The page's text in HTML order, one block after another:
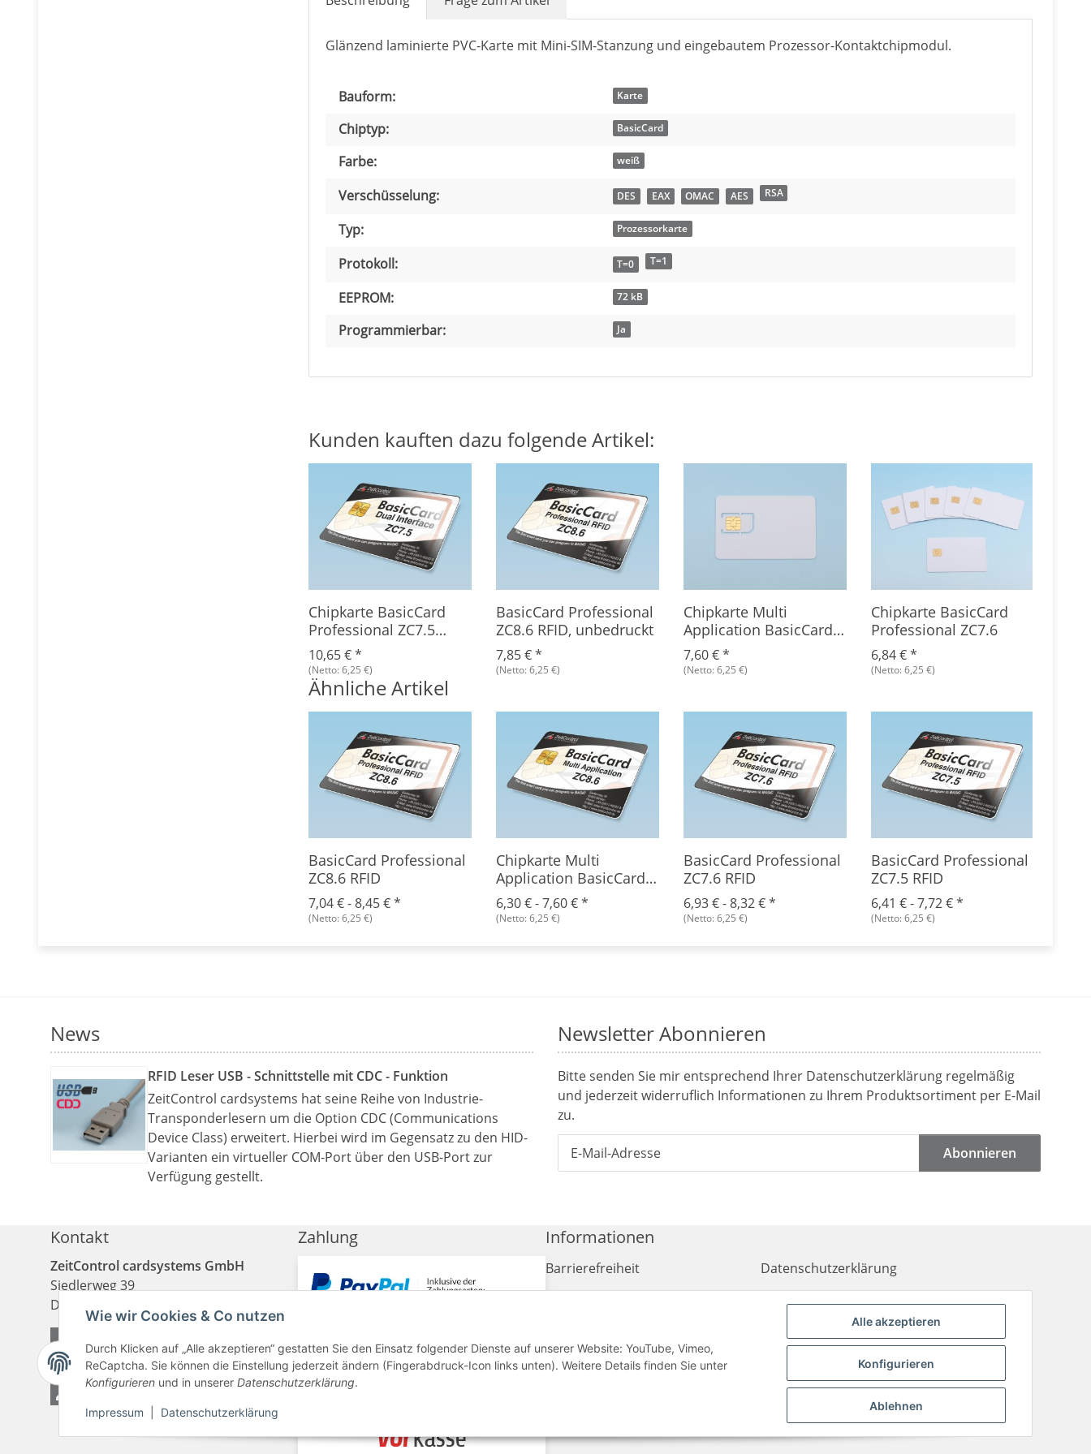
Alle akzeptieren
Konfigurieren
Ablehnen
Wie wir Cookies & Co nutzen
Durch Klicken auf „Alle akzeptieren“ gestatten Sie den Einsatz folgender Dienste auf unserer Website: YouTube, Vimeo,
ReCaptcha. Sie können die Einstellung jederzeit ändern (Fingerabdruck-Icon links unten). Weitere Details finden Sie unter
Konfigurieren und in unserer Datenschutzerklärung.
Impressum Datenschutzerklärung
Glänzend laminierte PVC-Karte mit Mini-SIM-Stanzung und eingebautem Prozessor-Kontaktchipmodul.
Produkteigenschaft
Wert
Bauform: Karte
Chiptyp: BasicCard
Farbe: weiß
Verschüsselung: DES EAX OMAC AES RSA
Typ: Prozessorkarte
Protokoll: T=0 T=1
EEPROM: 72 kB
Programmierbar: Ja
Kunden kauften dazu folgende Artikel:
Chipkarte BasicCard
Professional ZC7.5
Combi
10,65 €*
(Netto: 6,25 €)
BasicCard Professional
ZC8.6 RFID, unbedruckt
7,85 €*
(Netto: 6,25 €)
Chipkarte Multi
Application BasicCard
ZC8.6 mit SIM-Stanzung
7,60 €*
(Netto: 6,25 €)
Chipkarte BasicCard
Professional ZC7.6
6,84 €*
(Netto: 6,25 €)
Ähnliche Artikel
BasicCard Professional
ZC8.6 RFID
7,04 € -8,45 €*
(Netto: 6,25 €)
Chipkarte Multi
Application BasicCard
ZC8.6
6,30 € -7,60 €*
(Netto: 6,25 €)
BasicCard Professional
ZC7.6 RFID
6,93 € -8,32 €*
(Netto: 6,25 €)
BasicCard Professional
ZC7.5 RFID
6,41 € -7,72 €*
(Netto: 6,25 €)
News
RFID Leser USB - Schnittstelle mit CDC - Funktion
ZeitControl cardsystems hat seine Reihe von Industrie-
Transponderlesern um die Option CDC (Communications
Device Class) erweitert. Hierbei wird im Gegensatz zu den HID-
Varianten ein virtueller COM-Port über den USB-Port zur
Verfügung gestellt.
Newsletter Abonnieren
Bitte senden Sie mir entsprechend Ihrer Datenschutzerklärung regelmäßig
und jederzeit widerruflich Informationen zu Ihrem Produktsortiment per E-Mail
zu.
Abonnieren
Kontakt
ZeitControl cardsystems GmbH
Siedlerweg 39
D
+49 571 50522-0
+49 571 50522-99
Kontakt
Zahlung Informationen
Barrierefreiheit
Datenschutzerklärung
Widerrufsrecht
Zahlungsinformationen
Liefer- & Versandkosten